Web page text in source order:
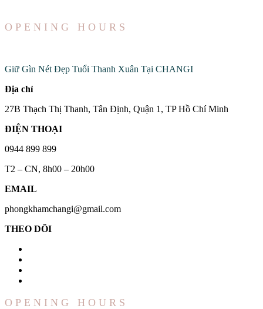
OPENING HOURS
Giữ Gìn Nét Đẹp Tuổi Thanh Xuân Tại CHANGI
Địa chỉ
27B Thạch Thị Thanh, Tân Định, Quận 1, TP Hồ Chí Minh
ĐIỆN THOẠI
0944 899 899
T2 – CN, 8h00 – 20h00
EMAIL
phongkhamchangi@gmail.com
THEO DÕI
OPENING HOURS